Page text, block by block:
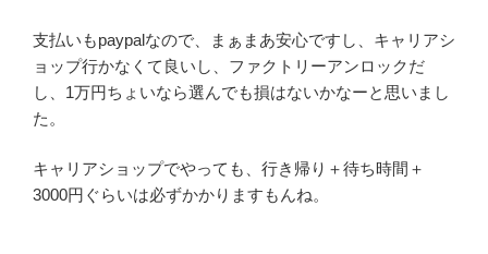
支払いもpaypalなので、まぁまあ安心ですし、キャリアシ
ョップ行かなくて良いし、ファクトリーアンロックだ
し、1万円ちょいなら選んでも損はないかなーと思いまし
た。
キャリアショップでやっても、行き帰り＋待ち時間＋
3000円ぐらいは必ずかかりますもんね。